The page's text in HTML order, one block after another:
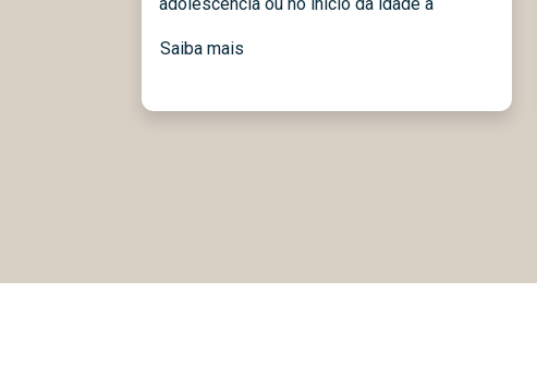
adolescência ou no início da idade a
Saiba mais